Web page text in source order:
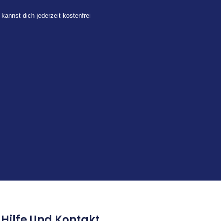
dich jederzeit kostenfrei